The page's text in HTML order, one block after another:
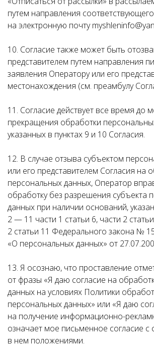
путем направления
на электронную почту
10. Согласие также может быть
представителем путем направления
заявления Оператору или его
местонахождения (см. преамбулу
11. Согласие действует все время до
прекращения обработки
указанных в пунктах 9 и 10 Согласия.
12. В случае отзыва субъектом
или его представителем Согласия на
персональных данных, Оператор
обработку без разрешения субъекта
данных при наличии оснований,
2 — 11 части 1 статьи 6, части 2
2 статьи 11 Федерального закона №
«О персональных данных» от
13. Я осознаю, что проставление
от фразы «Я даю согласие на
данных на условиях Политики
персональных данных» или «Я даю
на получение информационно-
означает мое письменное согласие
в нем положениями.